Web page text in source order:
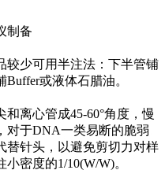
制备
少可用半注法：下半管铺
或液体石腊油。
离心管成45-60°角度，慢
对于DNA一类易断的脆弱
替针头，以避免剪切力对样
密度的1/10(W/W)。